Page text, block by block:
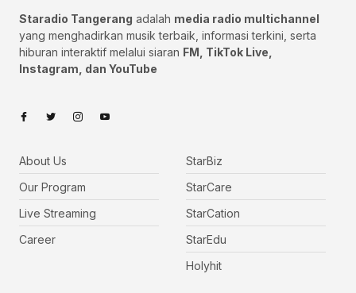
Staradio Tangerang adalah media radio multichannel
yang menghadirkan musik terbaik, informasi terkini, serta
hiburan interaktif melalui siaran FM, TikTok Live,
Instagram, dan YouTube
About Us
Our Program
Live Streaming
Career
StarBiz
StarCare
StarCation
StarEdu
Holyhit